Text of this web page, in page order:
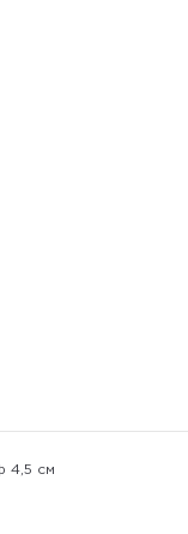
4,5 см